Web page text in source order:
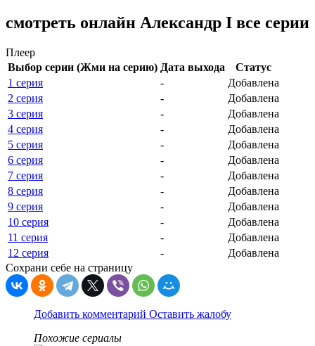
смотреть онлайн Александр I все серии
Плеер
Выбор серии (Жми на серию) Дата выхода
Статус
1 серия
-
Добавлена
2 серия
-
Добавлена
3 серия
-
Добавлена
4 серия
-
Добавлена
5 серия
-
Добавлена
6 серия
-
Добавлена
7 серия
-
Добавлена
8 серия
-
Добавлена
9 серия
-
Добавлена
10 серия
-
Добавлена
11 серия
-
Добавлена
12 серия
-
Добавлена
Сохрани себе на страницу
Добавить комментарий Оставить жалобу
Похожие сериалы